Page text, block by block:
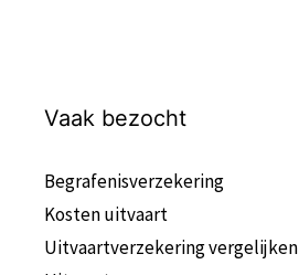
Vaak bezocht
Begrafenisverzekering
Kosten uitvaart
Uitvaartverzekering vergelijken